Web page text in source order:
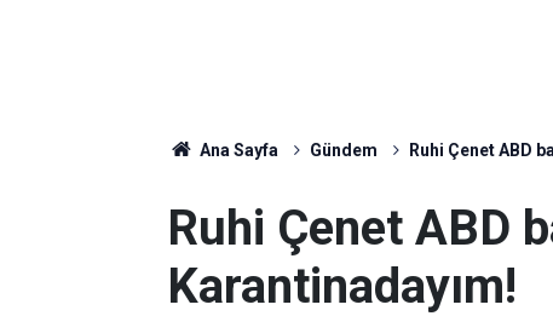
Ana Sayfa Gündem Ruhi Çenet ABD
Ruhi Çenet ABD
Karantinadayım!